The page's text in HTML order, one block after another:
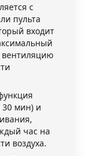
с
пульта
входит
30 мин) и
час на
воздуха.